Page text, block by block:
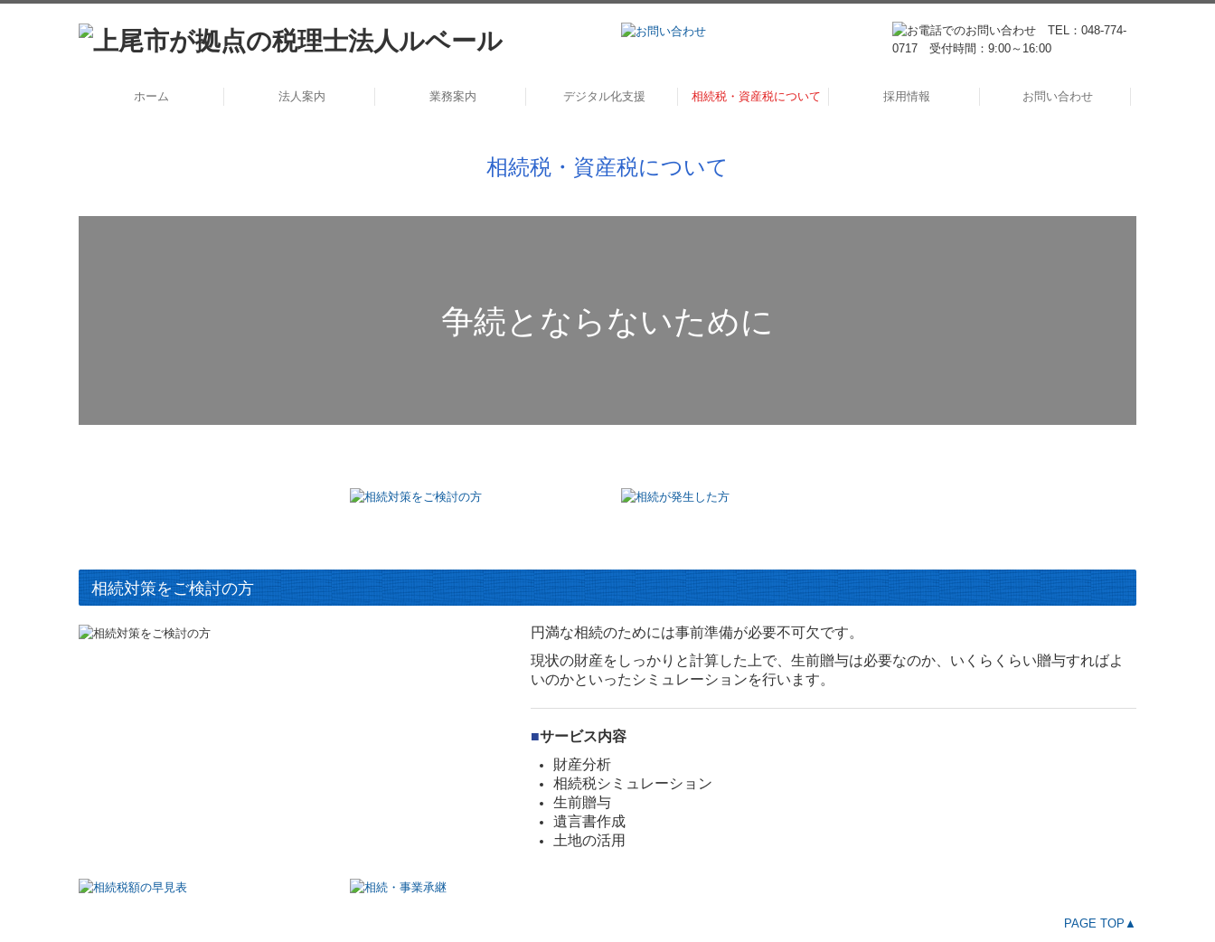
ホーム 法人案内 業務案内 デジタル化支援 相続税・資産税について 採用情報 お問い合わせ
相続税・資産税について
争続とならないために
相続対策をご検討の方
円満な相続のためには事前準備が必要不可欠です。
現状の財産をしっかりと計算した上で、生前贈与は必要なのか、いくらくらい贈与すればよ
いのかといったシミュレーションを行います。
■サービス内容
財産分析
相続税シミュレーション
生前贈与
遺言書作成
土地の活用
PAGE TOP▲